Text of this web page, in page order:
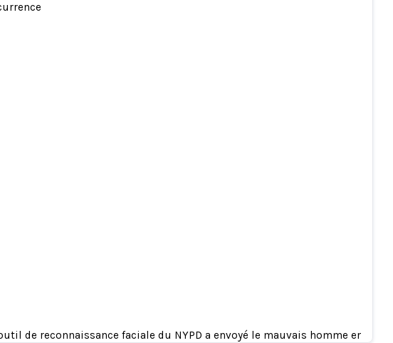
de reconnaissance faciale du NYPD a envoyé le mauvais homme en prison
de reconnaissance faciale du NYPD a envoyé le
mauvais homme en prison